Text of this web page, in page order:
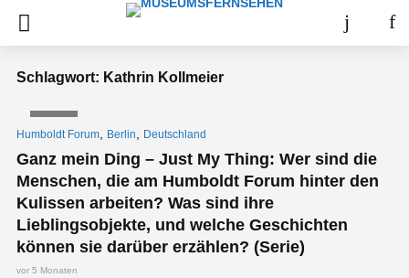
Schlagwort: Kathrin Kollmeier
Humboldt Forum Berlin Deutschland
Ganz mein Ding – Just My Thing: Wer sind die
Menschen, die am Humboldt Forum hinter den
Kulissen arbeiten? Was sind ihre
Lieblingsobjekte, und welche Geschichten
können sie darüber erzählen? (Serie)
vor 5 Monaten